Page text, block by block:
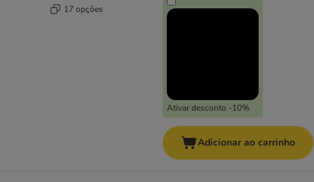
17 opções
Ativar desconto -10%
Adicionar ao carrinho